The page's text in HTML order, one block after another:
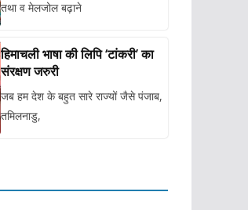
तथा व मेलजोल बढ़ाने
हिमाचली भाषा की लिपि ‘टांकरी’ का
संरक्षण जरुरी
जब हम देश के बहुत सारे राज्यों जैसे पंजाब,
तमिलनाडु,